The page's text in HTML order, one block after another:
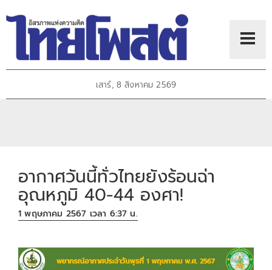
เสาร์, 8 สิงหาคม 2569
อากาศวันนี้ทั่วไทยยังร้อนฉ่า
อุณหภูมิ 40-44 องศา!
1 พฤษภาคม 2567 เวลา 6:37 น.